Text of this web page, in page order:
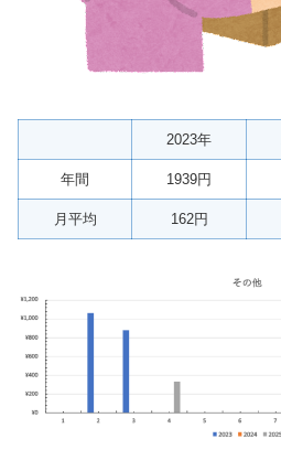
2023年
年間 1939円
月平均 162円